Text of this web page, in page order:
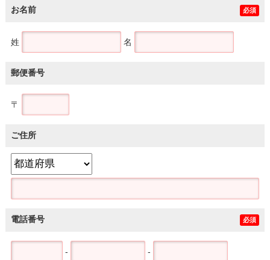
お名前 必須
姓 名
郵便番号
〒
ご住所
電話番号 必須
- -